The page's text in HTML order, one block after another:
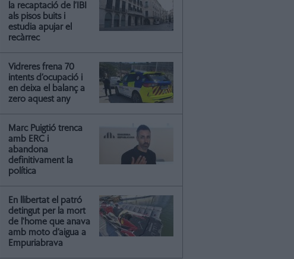
la recaptació de l’IBI
als pisos buits i
estudia apujar el
recàrrec
Vidreres frena 70
intents d’ocupació i
en deixa el balanç a
zero aquest any
Marc Puigtió trenca
amb ERC i
abandona
definitivament la
política
En llibertat el patró
detingut per la mort
de l'home que anava
amb moto d’aigua a
Empuriabrava